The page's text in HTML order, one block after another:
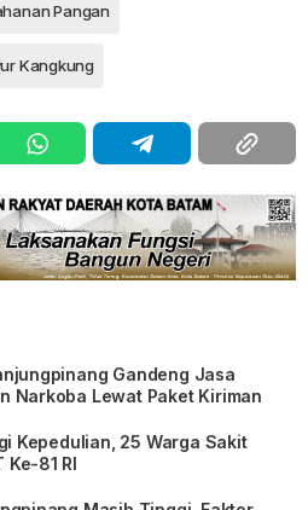
Pangan
Kangkung
Gandeng Jasa
Narkoba Lewat Paket Kiriman
Kepedulian, 25 Warga Sakit
Ke-81 RI